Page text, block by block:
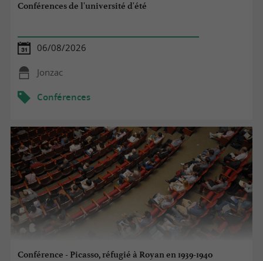
Conférences de l'université d'été
06/08/2026
Jonzac
Conférences
Conférence - Picasso, réfugié à Royan en 1939-1940